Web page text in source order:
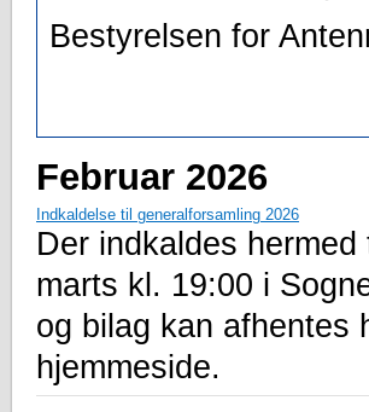
Bestyrelsen for
Februar 2026
Indkaldelse til generalforsamling 2026
Der indkaldes
marts kl. 19:00 i
og bilag kan afhentes
hjemmeside.